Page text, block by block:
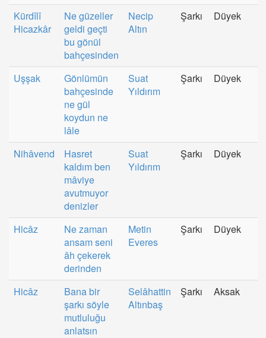
Kürdîlî
Hicazkâr
Ne güzeller
geldi geçti
bu gönül
bahçesinden
Necip
Altın
Şarkı Düyek
Uşşak
Gönlümün
bahçesinde
ne gül
koydun ne
lâle
Suat
Yıldırım
Şarkı Düyek
Nihâvend
Hasret
kaldım ben
mâviye
avutmuyor
denizler
Suat
Yıldırım
Şarkı Düyek
Hicâz
Ne zaman
ansam seni
âh çekerek
derinden
Metin
Everes
Şarkı Düyek
Hicâz
Bana bir
şarkı söyle
mutluluğu
anlatsın
Selâhattin
Altınbaş
Şarkı Aksak